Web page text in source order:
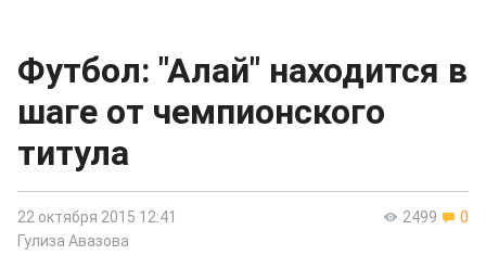
Футбол: "Алай" находится в
шаге от чемпионского
титула
2499 0
22 октября 2015 12:41
Гулиза Авазова